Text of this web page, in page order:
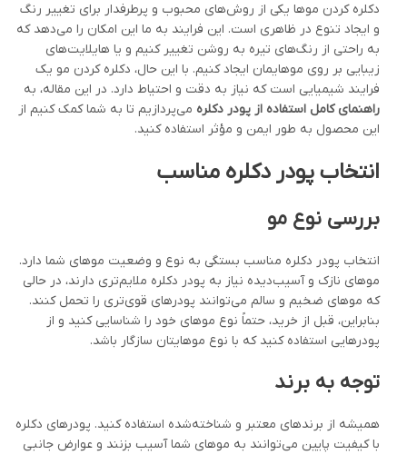
دکلره کردن موها یکی از روش‌های محبوب و پرطرفدار برای تغییر رنگ
و ایجاد تنوع در ظاهری است. این فرایند به ما این امکان را می‌دهد که
به راحتی از رنگ‌های تیره به روشن تغییر کنیم و یا هایلایت‌های
زیبایی بر روی موهایمان ایجاد کنیم. با این حال، دکلره کردن مو یک
فرایند شیمیایی است که نیاز به دقت و احتیاط دارد. در این مقاله، به
راهنمای کامل استفاده از پودر دکلره می‌پردازیم تا به شما کمک کنیم از
این محصول به طور ایمن و مؤثر استفاده کنید.
انتخاب پودر دکلره مناسب
بررسی نوع مو
انتخاب پودر دکلره مناسب بستگی به نوع و وضعیت موهای شما دارد.
موهای نازک و آسیب‌دیده نیاز به پودر دکلره ملایم‌تری دارند، در حالی
که موهای ضخیم و سالم می‌توانند پودرهای قوی‌تری را تحمل کنند.
بنابراین، قبل از خرید، حتماً نوع موهای خود را شناسایی کنید و از
پودرهایی استفاده کنید که با نوع موهایتان سازگار باشد.
توجه به برند
همیشه از برندهای معتبر و شناخته‌شده استفاده کنید. پودرهای دکلره
با کیفیت پایین می‌توانند به موهای شما آسیب بزنند و عوارض جانبی